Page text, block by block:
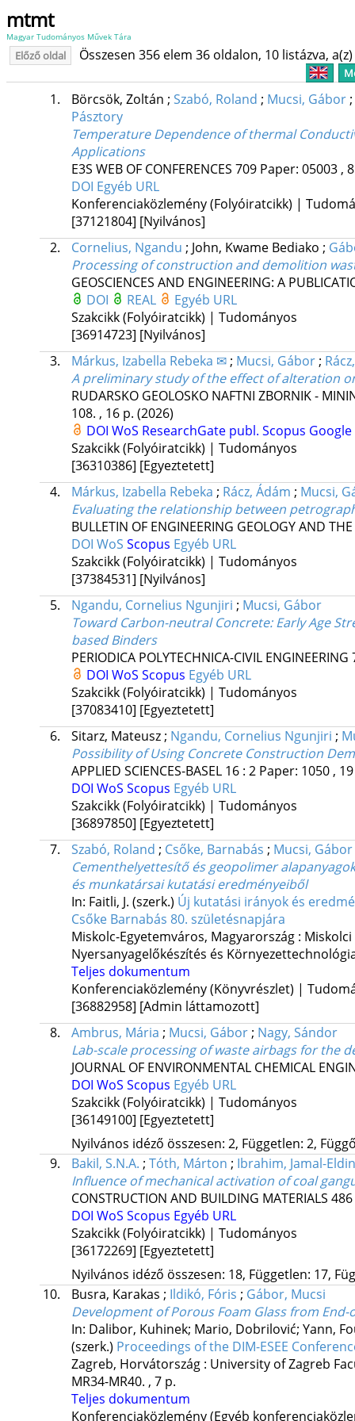
mtmt
Magyar Tudományos Művek Tára
Előző oldal Összesen 356 elem 36 oldalon, 10 listázva,
1. Börcsök, Zoltán ; Szabó, Roland ; Mucsi, Gábor;
Pásztory
Temperature Dependence of thermal
Applications
E3S WEB OF CONFERENCES 709 Paper: 05003 ,
DOI Egyéb URL
Konferenciaközlemény (Folyóiratcikk) |
[37121804] [Nyilvános]
2.
Cornelius, Ngandu ; John, Kwame Bediako ;
Processing of construction and demolition
GEOSCIENCES AND ENGINEERING: A
DOI
REAL
Egyéb URL
Szakcikk (Folyóiratcikk) | Tudományos
[36914723] [Nyilvános]
3.
Márkus, Izabella Rebeka ✉; Mucsi, Gábor;
A preliminary study of the effect of alteration
RUDARSKO GEOLOSKO NAFTNI ZBORNIK -
108. , 16 p. (2026)
DOI WoS ResearchGate publ. Scopus
Szakcikk (Folyóiratcikk) | Tudományos
[36310386] [Egyeztetett]
4.
Márkus, Izabella Rebeka ; Rácz, Ádám ; Mucsi,
Evaluating the relationship between
BULLETIN OF ENGINEERING GEOLOGY AND
DOI WoS Scopus Egyéb URL
Szakcikk (Folyóiratcikk) | Tudományos
[37384531] [Nyilvános]
5.
Ngandu, Cornelius Ngunjiri ; Mucsi, Gábor
Toward Carbon-neutral Concrete: Early Age
based Binders
PERIODICA POLYTECHNICA-CIVIL ENGINEERING
DOI WoS Scopus Egyéb URL
Szakcikk (Folyóiratcikk) | Tudományos
[37083410] [Egyeztetett]
6.
Sitarz, Mateusz; Ngandu, Cornelius Ngunjiri ;
Possibility of Using Concrete Construction
APPLIED SCIENCES-BASEL 16: 2 Paper: 1050 ,
DOI WoS Scopus Egyéb URL
Szakcikk (Folyóiratcikk) | Tudományos
[36897850] [Egyeztetett]
7.
Szabó, Roland ; Csőke, Barnabás ; Mucsi, Gábor
Cementhelyettesítő és geopolimer
és munkatársai kutatási eredményeiből
In: Faitli, J. (szerk.) Új kutatási irányok és
Csőke Barnabás 80. születésnapjára
Miskolc-Egyetemváros, Magyarország :
Nyersanyagelőkészítés és
Teljes dokumentum
Konferenciaközlemény (Könyvrészlet) |
[36882958] [Admin láttamozott]
8.
Ambrus, Mária ; Mucsi, Gábor; Nagy, Sándor
Lab-scale processing of waste airbags for the
JOURNAL OF ENVIRONMENTAL CHEMICAL
DOI WoS Scopus Egyéb URL
Szakcikk (Folyóiratcikk) | Tudományos
[36149100] [Egyeztetett]
Nyilvános idéző összesen: 2, Független: 2,
9.
Bakil, S.N.A. ; Tóth, Márton ; Ibrahim, Jamal-
Influence of mechanical activation of coal
CONSTRUCTION AND BUILDING MATERIALS 486
DOI WoS Scopus Egyéb URL
Szakcikk (Folyóiratcikk) | Tudományos
[36172269] [Egyeztetett]
Nyilvános idéző összesen: 18, Független: 17,
10.
Busra, Karakas ; Ildikó, Fóris ; Gábor, Mucsi
Development of Porous Foam Glass from End-
In: Dalibor, Kuhinek; Mario, Dobrilović; Yann,
(szerk.) Proceedings of the DIM-ESEE
Zagreb, Horvátország : University of Zagreb
MR34-MR40. , 7 p.
Teljes dokumentum
Konferenciaközlemény (Egyéb